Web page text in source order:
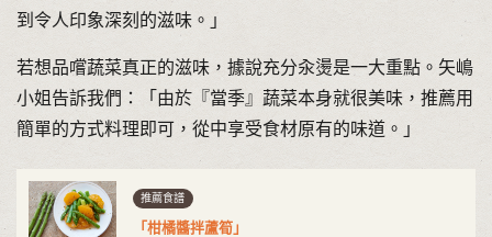
到令人印象深刻的滋味。」
若想品嚐蔬菜真正的滋味，據說充分汆燙是一大重點。矢嶋
小姐告訴我們：「由於『當季』蔬菜本身就很美味，推薦用
簡單的方式料理即可，從中享受食材原有的味道。」
推薦食譜
「柑橘醬拌蘆筍」